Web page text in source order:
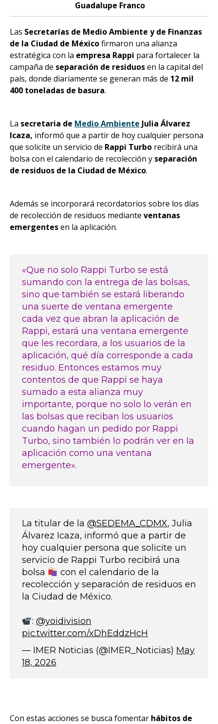
Guadalupe Franco
Las Secretarías de Medio Ambiente y de Finanzas
de la Ciudad de Méxicofirmaron una alianza
estratégica con la empresa Rappi para fortalecer la
campaña de separación de residuosen la capital del
país, donde diariamente se generan más de 12 mil
400 toneladas de basura.
La secretaria de Medio Ambiente Julia Álvarez
Icaza, informó que a partir de hoy cualquier persona
que solicite un servicio de Rappi Turbo recibirá una
bolsa con el calendario de recolección y separación
de residuos de la Ciudad de México.
Además se incorporará recordatorios sobre los días
de recolección de residuos mediante ventanas
emergentesen la aplicación.
«Que no solo Rappi Turbo se está
sumando con la entrega de las bolsas,
sino que también se estará liberando
una suerte de ventana emergente
cada vez que abran la aplicación de
Rappi, estará una ventana emergente
que les recordara, a los usuarios de la
aplicación, qué día corresponde a cada
residuo. Entonces estamos muy
contentos de que Rappi se haya
sumado a esta alianza muy
importante, porque no solo lo verán en
las bolsas que reciban los usuarios
cuando hagan un pedido por Rappi
Turbo, sino también lo podrán ver en la
aplicación como una ventana
emergente».
La titular de la @SEDEMA_CDMX, Julia
Álvarez Icaza, informó que a partir de
hoy cualquier persona que solicite un
servicio de Rappi Turbo recibirá una
bolsa
con el calendario de la
recolección y separación de residuos en
la Ciudad de México.
: @yoidivision
pic.twitter.com/xDhEddzHcH
— IMER Noticias (@IMER_Noticias) May
18, 2026
Con estas acciones se busca fomentar hábitos de